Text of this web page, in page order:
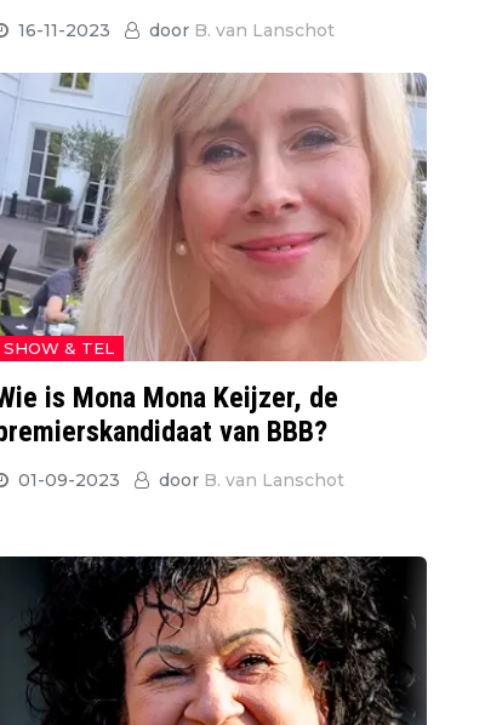
16-11-2023 door B. van Lanschot
SHOW & TEL
is Mona Mona Keijzer, de
van BBB?
01-09-2023 door B. van Lanschot